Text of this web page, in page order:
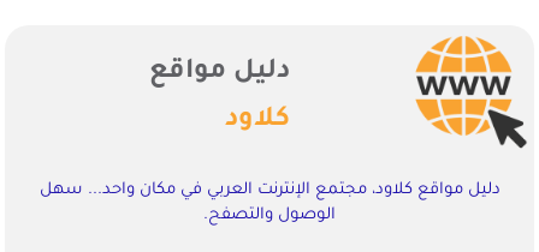
دليل مواقع
كلاود
دليل مواقع كلاود، مجتمع الإنترنت العربي في مكان واحد... سهل
الوصول والتصفح.